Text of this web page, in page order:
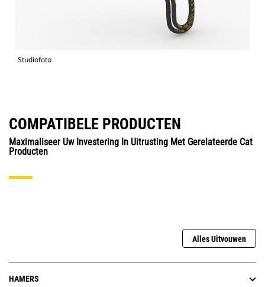
Studiofoto
COMPATIBELE PRODUCTEN
Maximaliseer Uw Investering In Uitrusting Met Gerelateerde Cat
Producten
Alles Uitvouwen
HAMERS